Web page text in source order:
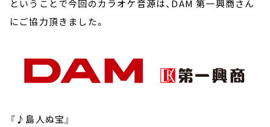
ということで今回のカラオケ音源は、DAM 第一興商さん
にご協力頂きました。
『♪島人ぬ宝』